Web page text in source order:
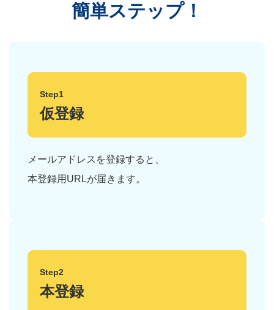
簡単ステップ！
Step1
仮登録
メールアドレスを登録すると、
本登録用URLが届きます。
Step2
本登録